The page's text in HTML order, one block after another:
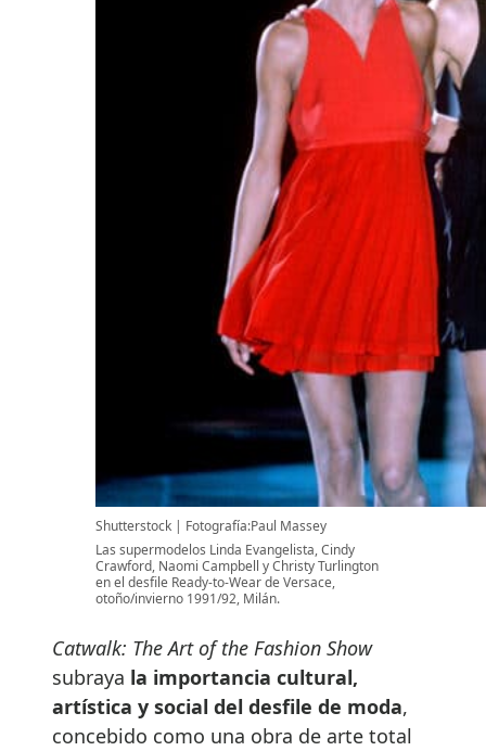
Shutterstock
Fotografía:Paul Massey
Las supermodelos Linda Evangelista, Cindy
Crawford, Naomi Campbell y Christy Turlington
en el desfile Ready-to-Wear de Versace,
otoño/invierno 1991/92, Milán.
Catwalk: The Art of the Fashion Show
subraya la importancia cultural,
artística y social del desfile de moda,
concebido como una obra de arte total